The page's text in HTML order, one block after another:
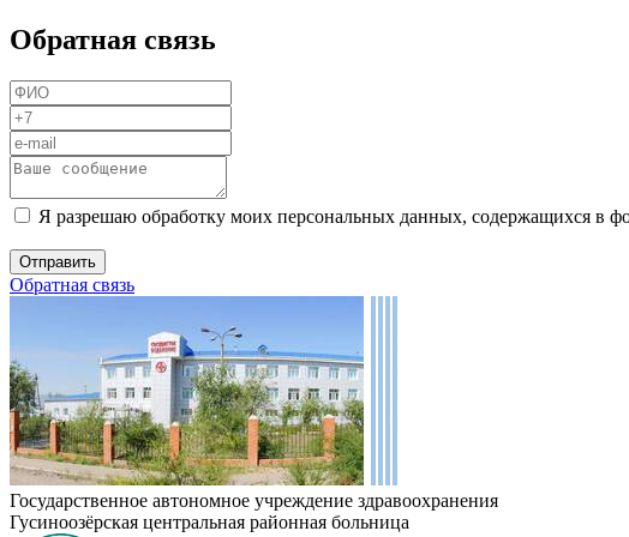
Обратная связь
Я разрешаю обработку моих персональных данных, содержащихся в
Обратная связь
Государственное автономное учреждение здравоохранения
Гусиноозёрская центральная районная больница